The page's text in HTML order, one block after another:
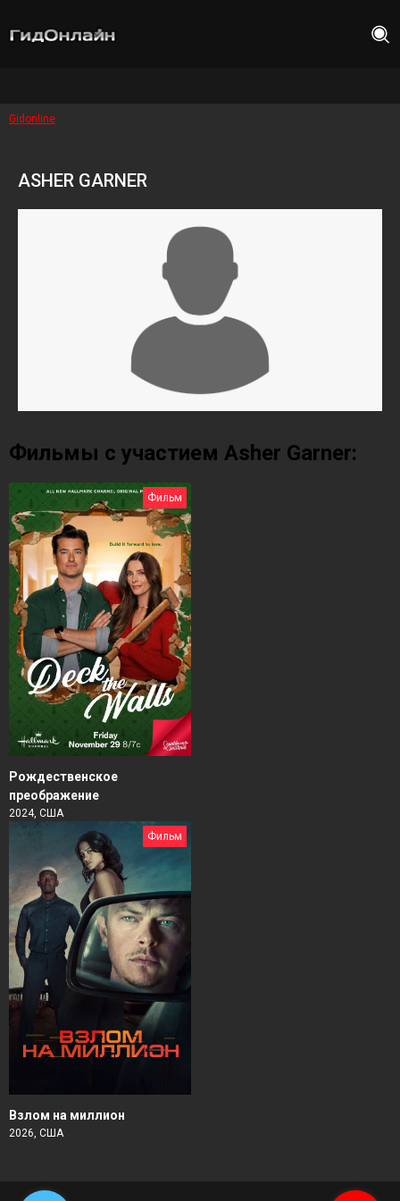
Gidonline
ASHER GARNER
Фильмы с участием Asher Garner:
Фильм
Рождественское
преображение
2024, США
Фильм
Взлом на миллион
2026, США